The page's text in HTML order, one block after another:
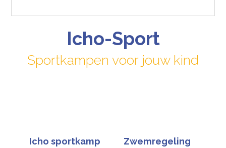
Icho-Sport
Sportkampen voor jouw kind
Icho sportkamp Zwemregeling